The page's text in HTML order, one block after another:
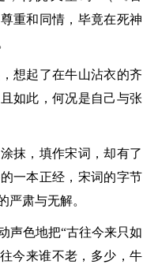
重和同情，毕竟在死神
起了在牛山沾衣的齐
如此，何况是自己与张
，填作宋词，却有了
一本正经，宋词的字节
严肃与无解。
声色地把“古往今来只如
今来谁不老，多少，牛